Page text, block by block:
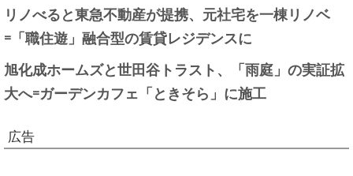
リノべると東急不動産が提携、元社宅を一棟リノベ
=「職住遊」融合型の賃貸レジデンスに
旭化成ホームズと世田谷トラスト、「雨庭」の実証拡
大へ=ガーデンカフェ「ときそら」に施工
広告